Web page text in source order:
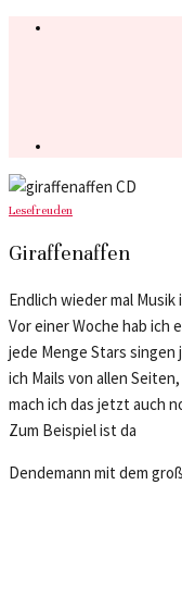
Lesefreuden
Giraffenaffen
Endlich wieder mal Musik
Vor einer Woche hab ich
jede Menge Stars
ich Mails von allen
mach ich das jetzt auch
Zum Beispiel ist da
Dendemann mit dem